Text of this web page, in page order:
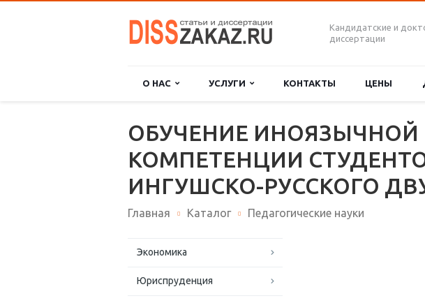
Кандидатские и
диссертации
О НАС УСЛУГИ КОНТАКТЫ ЦЕНЫ
ОБУЧЕНИЕ
КОМПЕТЕНЦИИ
ИНГУШСКО-РУССКОГО
Главная Каталог Педагогические науки
Экономика
Юриспруденция